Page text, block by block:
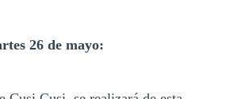
26 de mayo: